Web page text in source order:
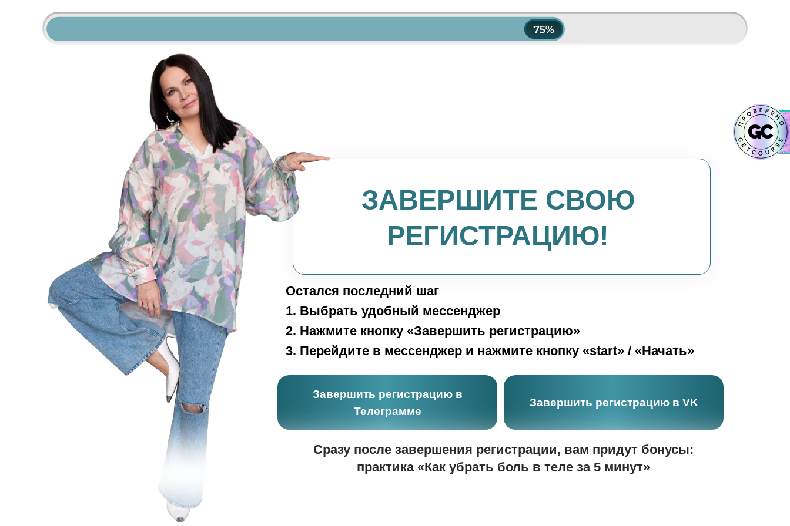
Завершить регистрацию в
Телеграмме
Завершить регистрацию в VK
ЗАВЕРШИТЕ СВОЮ
РЕГИСТРАЦИЮ!
Остался последний шаг
1. Выбрать удобный мессенджер
2. Нажмите кнопку «Завершить регистрацию»
3. Перейдите в мессенджер и нажмите кнопку «start» / «Начать»
Сразу после завершения регистрации, вам придут бонусы:
практика «Как убрать боль в теле за 5 минут»